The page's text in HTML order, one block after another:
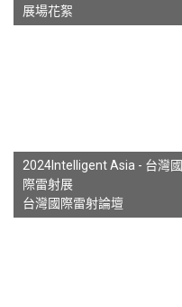
展場花絮
2024Intelligent Asia - 台灣國
際雷射展
台灣國際雷射論壇